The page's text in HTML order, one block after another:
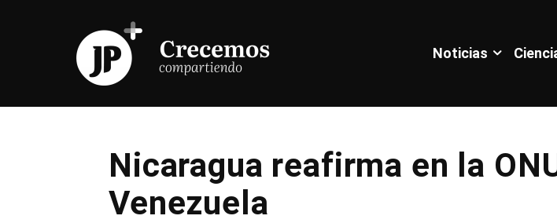
Noticias
Nicaragua reafirma en la
Venezuela